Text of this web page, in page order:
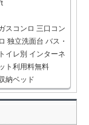
スコンロ 三口コン
ロ 独立洗面台 バス・
トイレ別 インターネ
ット利用料無料
納ベッド